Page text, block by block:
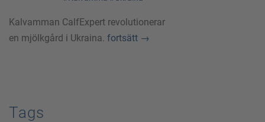
Kalvamman CalfExpert revolutionerar
en mjölkgård i Ukraina. fortsätt →
Tags